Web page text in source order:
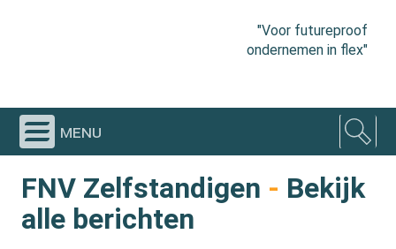
"Voor futureproof
ondernemen in flex"
menu
FNV Zelfstandigen - Bekijk
alle berichten